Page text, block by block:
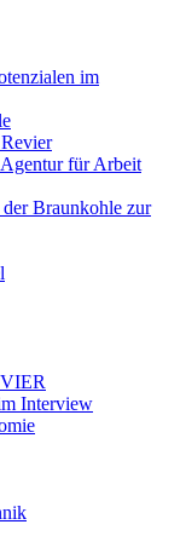
im
für Arbeit
Braunkohle zur
Interview